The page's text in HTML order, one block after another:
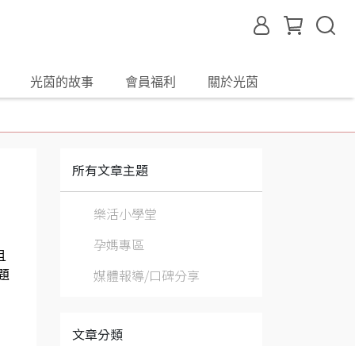
光茵的故事 會員福利 關於光茵
所有文章主題
樂活小學堂
孕媽專區
媒體報導/口碑分享
文章分類